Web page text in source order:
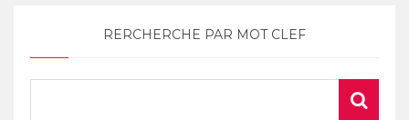
RERCHERCHE PAR MOT CLEF